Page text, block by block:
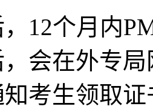
12个月内
会在外专
考生领取证